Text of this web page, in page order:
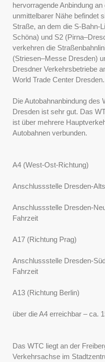
hervorragende Anbindung
unmittelbarer Nähe befindet
Straße, an dem die S-Bahn-
Schöna) und S2
verkehren die
(Striesen–Messe Dresden)
Dresdner Verkehrsbetriebe
World Trade Center Dresden.
Die Autobahnanbindung des
Dresden ist sehr gut. Das
ist über mehrere
Autobahnen verbunden.
A4 (West-Ost-Richtung)
Anschlussstelle Dresden-
Anschlussstelle Dresden-
Fahrzeit
A17 (Richtung Prag)
Anschlussstelle Dresden-
Fahrzeit
A13 (Richtung Berlin)
über die A4 erreichbar – ca.
Das WTC liegt an der
Verkehrsachse im